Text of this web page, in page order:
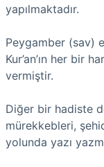
yapılmaktadır.
Peygamber (sav)
Kur’an’ın her bir
vermiştir.
Diğer bir hadiste
mürekkebleri,
yolunda yazı